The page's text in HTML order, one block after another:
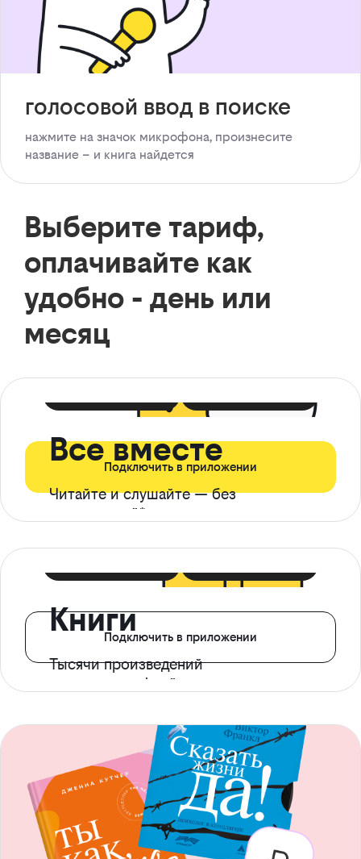
голосовой ввод в поиске
нажмите на значок микрофона, произнесите
название – и книга найдется
Выберите тариф,
оплачивайте как
удобно - день или
месяц
Все вместе
Читайте и слушайте — без
ограничений*
Подключить в приложении
Книги
Тысячи произведений
с доступом офлайн
Подключить в приложении